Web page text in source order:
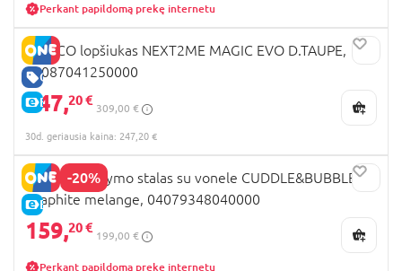
Perkant papildomą prekę internetu
GERA KAINA
E-KAINA
CHICCO lopšiukas NEXT2ME MAGIC EVO D.TAUPE,
05087041250000
247,20 €
309,00 €
30d. geriausia kaina: 247,20 €
-20%
E-KAINA
CHICCO vystymo stalas su vonele CUDDLE&BUBBLE,
Graphite melange, 04079348040000
159,20 €
199,00 €
Perkant papildomą prekę internetu